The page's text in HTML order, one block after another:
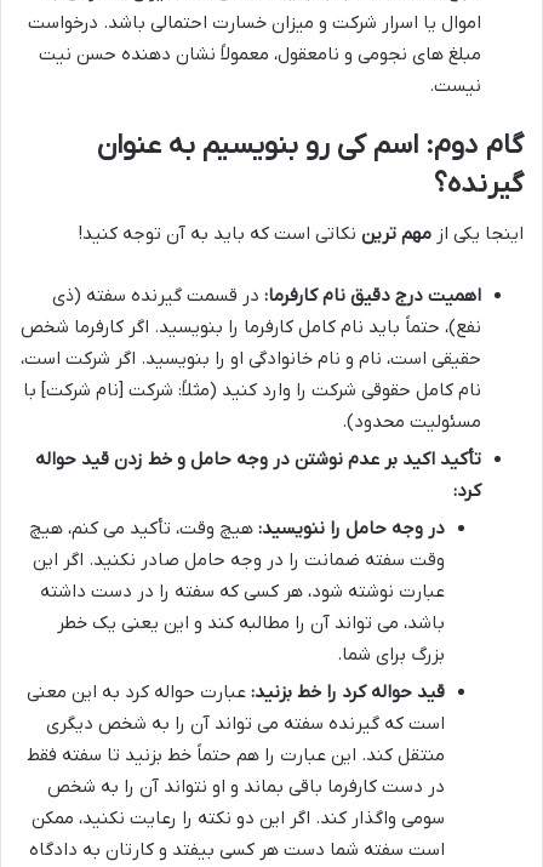
اموال یا اسرار شرکت و میزان خسارت احتمالی باشد. درخواست
مبلغ های نجومی و نامعقول، معمولاً نشان دهنده حسن نیت
نیست.
گام دوم: اسم کی رو بنویسیم به عنوان
گیرنده؟
اینجا یکی از مهم ترین نکاتی است که باید به آن توجه کنید!
اهمیت درج دقیق نام کارفرما: در قسمت گیرنده سفته (ذی
نفع)، حتماً باید نام کامل کارفرما را بنویسید. اگر کارفرما شخص
حقیقی است، نام و نام خانوادگی او را بنویسید. اگر شرکت است،
نام کامل حقوقی شرکت را وارد کنید (مثلاً: شرکت [نام شرکت] با
مسئولیت محدود).
تأکید اکید بر عدم نوشتن در وجه حامل و خط زدن قید حواله
کرد:
در وجه حامل را ننویسید: هیچ وقت، تأکید می کنم، هیچ
وقت سفته ضمانت را در وجه حامل صادر نکنید. اگر این
عبارت نوشته شود، هر کسی که سفته را در دست داشته
باشد، می تواند آن را مطالبه کند و این یعنی یک خطر
بزرگ برای شما.
قید حواله کرد را خط بزنید: عبارت حواله کرد به این معنی
است که گیرنده سفته می تواند آن را به شخص دیگری
منتقل کند. این عبارت را هم حتماً خط بزنید تا سفته فقط
در دست کارفرما باقی بماند و او نتواند آن را به شخص
سومی واگذار کند. اگر این دو نکته را رعایت نکنید، ممکن
است سفته شما دست هر کسی بیفتد و کارتان به دادگاه